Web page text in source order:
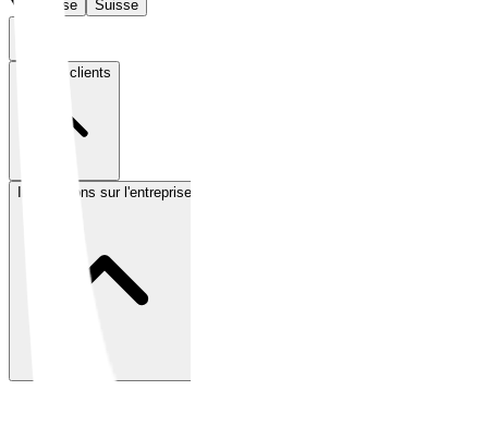
Suisse
Suisse
Service clients
Informations sur l'entreprise